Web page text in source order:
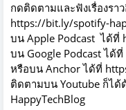
กดติดตามและฟังเรื่องรา
https://bit.ly/spotify-
บน Apple Podcast ได้ที่
บน Google Podcast ได้ที่
หรือบน Anchor ได้ที่
ติดตามบน Youtube ก็ได้
HappyTechBlog